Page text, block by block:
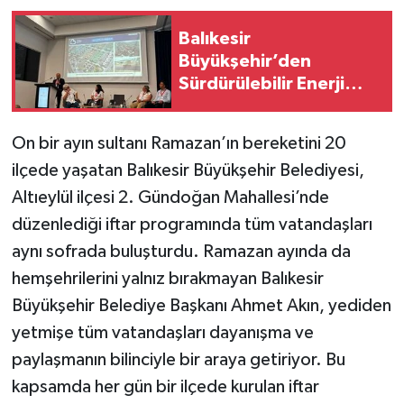
Balıkesir
Büyükşehir’den
Sürdürülebilir Enerji
On bir ayın sultanı Ramazan’ın bereketini 20
ilçede yaşatan Balıkesir Büyükşehir Belediyesi,
Altıeylül ilçesi 2. Gündoğan Mahallesi’nde
düzenlediği iftar programında tüm vatandaşları
aynı sofrada buluşturdu. Ramazan ayında da
hemşehrilerini yalnız bırakmayan Balıkesir
Büyükşehir Belediye Başkanı Ahmet Akın, yediden
yetmişe tüm vatandaşları dayanışma ve
paylaşmanın bilinciyle bir araya getiriyor. Bu
kapsamda her gün bir ilçede kurulan iftar